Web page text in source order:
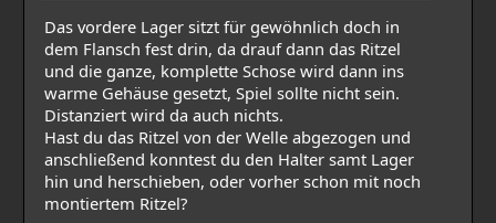
Das vordere Lager sitzt für gewöhnlich doch in
dem Flansch fest drin, da drauf dann das Ritzel
und die ganze, komplette Schose wird dann ins
warme Gehäuse gesetzt, Spiel sollte nicht sein.
Distanziert wird da auch nichts.
Hast du das Ritzel von der Welle abgezogen und
anschließend konntest du den Halter samt Lager
hin und herschieben, oder vorher schon mit noch
montiertem Ritzel?